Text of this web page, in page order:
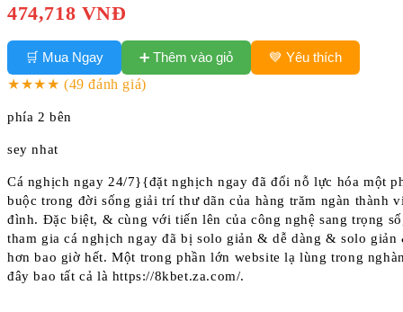
474,718 VNĐ
🛒 Mua Ngay ➕ Thêm vào giỏ
💙 Yêu thích
★★★★ (49 đánh giá)
phía 2 bên
sey nhat
Cá nghịch ngay 24/7}{đặt nghịch ngay đã đổi nỗ lực hóa một
buộc trong đời sống giải trí thư dãn của hàng trăm ngàn thành
đình. Đặc biệt, & cùng với tiến lên của công nghệ sang trọng
tham gia cá nghịch ngay đã bị solo giản & dễ dàng & solo giản
hơn bao giờ hết. Một trong phần lớn website lạ lùng trong
đây bao tất cả là https://8kbet.za.com/.